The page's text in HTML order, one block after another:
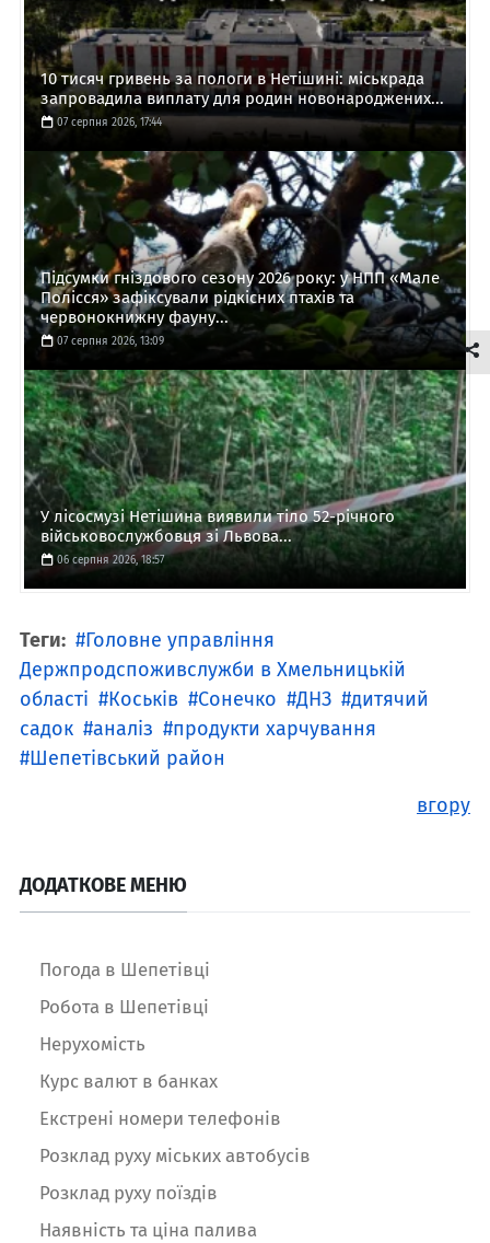
10 тисяч гривень за пологи в Нетішині: міськрада
запровадила виплату для родин новонароджених...
07 серпня 2026, 17:44
Підсумки гніздового сезону 2026 року: у НПП «Мале
Полісся» зафіксували рідкісних птахів та
червонокнижну фауну...
07 серпня 2026, 13:09
У лісосмузі Нетішина виявили тіло 52-річного
військовослужбовця зі Львова...
06 серпня 2026, 18:57
Теги:
Головне управління
Держпродспоживслужби в Хмельницькій
області
Коськів Сонечко ДНЗ
дитячий
садок
аналіз
продукти харчування
Шепетівський район
вгору
ДОДАТКОВЕ МЕНЮ
Погода в Шепетівці
Робота в Шепетівці
Нерухомість
Курс валют в банках
Екстрені номери телефонів
Розклад руху міських автобусів
Розклад руху поїздів
Наявність та ціна палива